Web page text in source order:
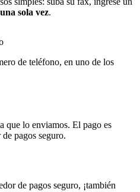
una sola vez.
de teléfono, en uno de los
que lo enviamos. El pago es
pagos seguro.
de pagos seguro, ¡también